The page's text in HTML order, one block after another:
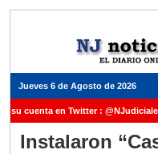
Jueves 6 de Agosto de 2026
cuenta en Twitter : @NJudiciales
de la Nación una medalla
Instalaron